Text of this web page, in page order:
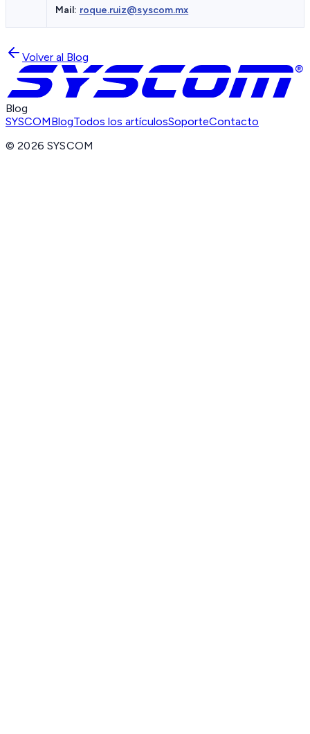
Mail: roque.ruiz@syscom.mx
Volver al Blog
Blog
SYSCOMBlogTodos los artículosSoporteContacto
©2026 SYSCOM